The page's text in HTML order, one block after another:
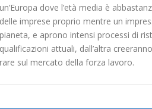
un’Europa dove l’età media è
delle imprese proprio mentre un
pianeta, e aprono intensi processi di
qualificazioni attuali, dall’altra
rare sul mercato della forza lavoro.